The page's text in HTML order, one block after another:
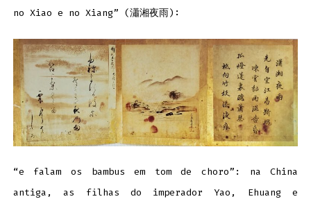
no Xiao e no Xiang” (瀟湘夜雨):
“e falam os bambus em tom de choro”: na China
antiga, as filhas do imperador Yao, Ehuang e